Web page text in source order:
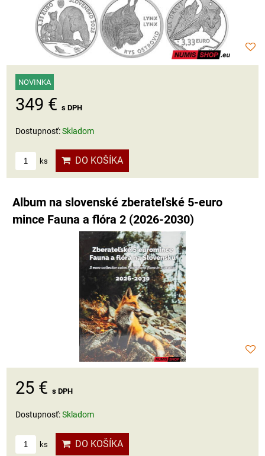
NOVINKA
349 € s DPH
Dostupnosť:Skladom
ks DO KOŠÍKA
Album na slovenské zberateľské 5-euro
mince Fauna a flóra 2 (2026-2030)
25 € s DPH
Dostupnosť:Skladom
ks DO KOŠÍKA